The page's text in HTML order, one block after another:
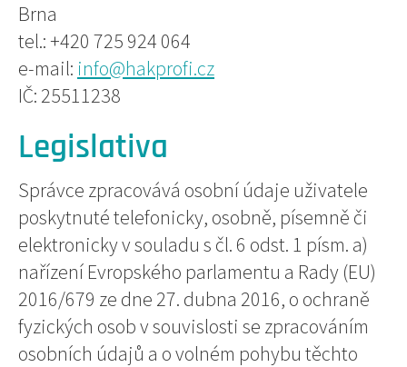
Brna
tel.: +420 725 924 064
e-mail: info@hakprofi.cz
IČ: 25511238
Legislativa
Správce zpracovává osobní údaje uživatele
poskytnuté telefonicky, osobně, písemně či
elektronicky v souladu s čl. 6 odst. 1 písm. a)
nařízení Evropského parlamentu a Rady (EU)
2016/679 ze dne 27. dubna 2016, o ochraně
fyzických osob v souvislosti se zpracováním
osobních údajů a o volném pohybu těchto